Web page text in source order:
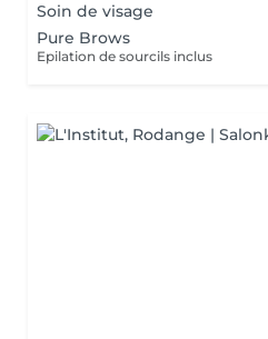
Soin de visage
Pure Brows
Epilation de sourcils inclus